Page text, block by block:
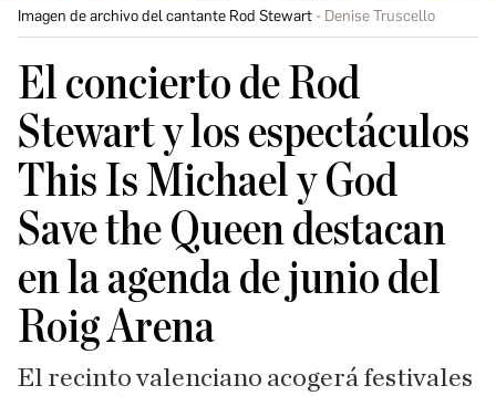
Imagen de archivo del cantante Rod Stewart Denise Truscello
El concierto de Rod
Stewart y los espectáculos
This Is Michael y God
Save the Queen destacan
en la agenda de junio del
Roig Arena
El recinto valenciano acogerá festivales